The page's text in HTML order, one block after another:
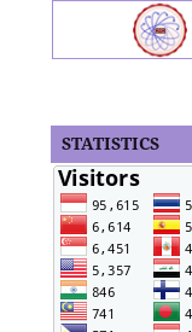
STATISTICS